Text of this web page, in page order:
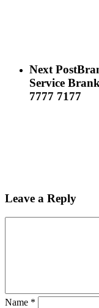
Next Post
Service
7777 7177
Leave a Reply
Name *